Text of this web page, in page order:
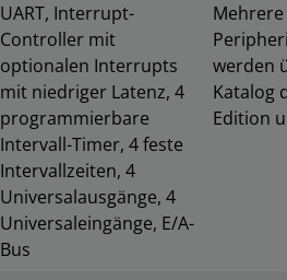
UART, Interrupt-
Controller mit
optionalen Interrupts
mit niedriger Latenz, 4
programmierbare
Intervall-Timer, 4 feste
Intervallzeiten, 4
Universalausgänge, 4
Universaleingänge, E/A-
Bus
Mehrere
werden
Katalog
Edition